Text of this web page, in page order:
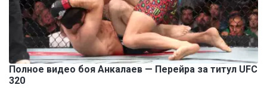
Полное видео боя Анкалаев — Перейра за титул UFC
320